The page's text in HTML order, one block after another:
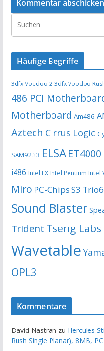
Häufige Begriffe
3dfx Voodoo 2 3dfx Voodoo
486 PCI
Motherboard Am486
Aztech Cirrus Logic
SAM9233 ELSA ET4000
i486 Intel FX Intel Pentium Intel
Miro PC-Chips S3
Sound Blaster
Trident Tseng Labs
Wavetable
OPL3
Kommentare
David Nastran zu Hercules
Rush Single Planar), 8MB, PCI